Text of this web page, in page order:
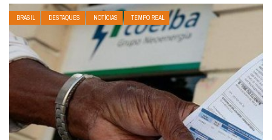
BRASIL DESTAQUES NOTÍCIAS TEMPO REAL